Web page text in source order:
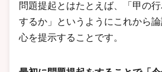
問題提起とはたとえば、「甲の
するか」というようにこれから
心を提示することです。